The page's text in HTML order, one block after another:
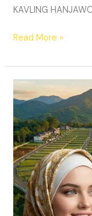
KAVLING
Read More »
Kavling
Sukamakmur
Puncak
2
Bogor
|
View
Gunung
Hanjawong